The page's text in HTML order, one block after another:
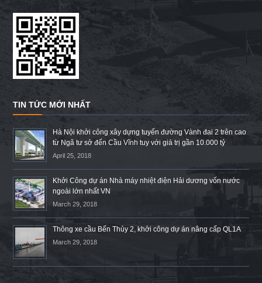
TIN TỨC MỚI NHẤT
Hà Nội khởi công xây dựng tuyến đường Vành đai 2 trên cao
từ Ngã tư sở đến Cầu Vĩnh tuy với giá trị gần 10.000 tỷ
April 25, 2018
Khởi Công dự án Nhà máy nhiệt điện Hải dương vốn nước
ngoài lớn nhất VN
March 29, 2018
Thông xe cầu Bến Thủy 2, khởi công dự án nâng cấp QL1A
March 29, 2018